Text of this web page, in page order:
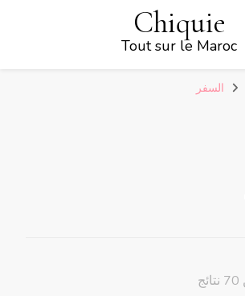
Chiquie
Tout sur le Maroc
السفر